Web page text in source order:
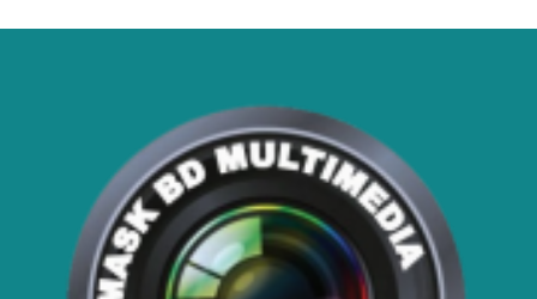
সমাধান
বাংলাদেশের টিকা নিরাপত্তা ও স্বাস্থ্য
সার্বভৌমত্ব: এখনই দেশীয় ভ্যাকসিন
উৎপাদনে জাতীয় বিনিয়োগের সময়